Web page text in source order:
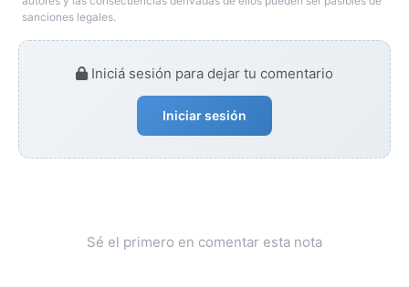
sanciones legales.
Iniciá sesión para dejar tu comentario
Iniciar sesión
Sé el primero en comentar esta nota